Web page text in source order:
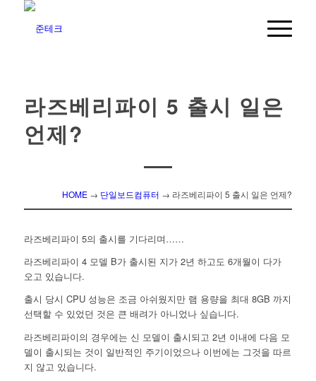
라즈베리파이 5 출시 일은
언제?
HOME → 단일보드컴퓨터 → 라즈베리파이 5 출시 일은 언제?
라즈베리파이 5의 출시를 기다리며……
라즈베리파이 4 모델 B가 출시된 지가 2년 하고도 6개월이 다가
오고 있습니다.
출시 당시 CPU 성능은 조금 아쉬웠지만 램 용량을 최대 8GB 까지
선택할 수 있었던 것은 큰 배려가 아니었나 싶습니다.
라즈베리파이의 경우에는 신 모델이 출시되고 2년 이내에 다음 모
델이 출시되는 것이 일반적인 주기이었으나 이번에는 그것을 따르
지 않고 있습니다.